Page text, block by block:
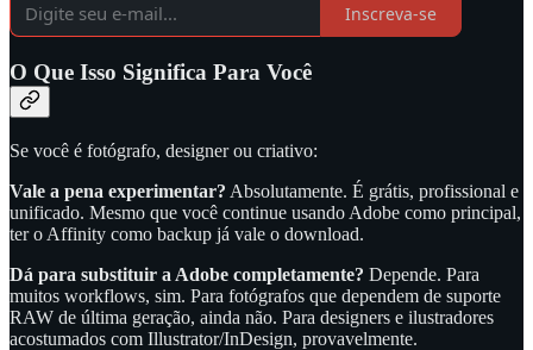
Inscreva-se
O Que Isso Significa Para Você
Se você é fotógrafo, designer ou criativo:
Vale a pena experimentar? Absolutamente. É grátis, profissional e
unificado. Mesmo que você continue usando Adobe como principal,
ter o Affinity como backup já vale o download.
Dá para substituir a Adobe completamente? Depende. Para
muitos workflows, sim. Para fotógrafos que dependem de suporte
RAW de última geração, ainda não. Para designers e ilustradores
acostumados com Illustrator/InDesign, provavelmente.